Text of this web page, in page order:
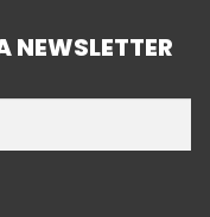
NEWSLETTER